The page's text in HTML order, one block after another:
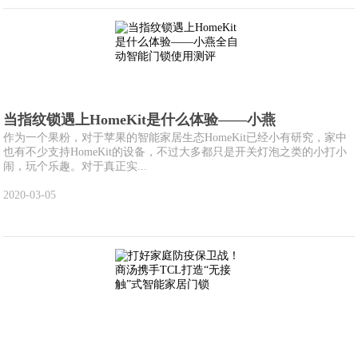
当指纹锁遇上HomeKit是什么体验——小燕
作为一个果粉，对于苹果的智能家居生态HomeKit已经小有研究，家中
也有不少支持HomeKit的设备，不过大多都只是开关灯泡之类的小打小
闹，玩个乐趣。对于真正实...
2020-03-05